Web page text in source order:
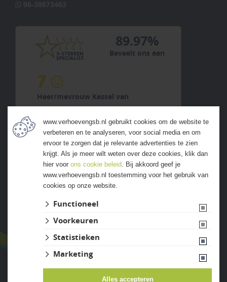
89.97%
Beveelt ons aan
7
Heer/mevrouw Kessel van
"Goede materialen en ruime
keuze"
previous next
www.verhoevengsb.nl gebruikt cookies om de website te
verbeteren en te analyseren, voor social media en om
ervoor te zorgen dat je relevante advertenties te zien
krijgt. Als je meer wilt weten over deze cookies, klik dan
hier voor ons cookie beleid. Bij akkoord geef je
www.verhoevengsb.nl toestemming voor het gebruik van
cookies op onze website.
Functioneel
Voorkeuren
Statistieken
Marketing
Alles accepteren